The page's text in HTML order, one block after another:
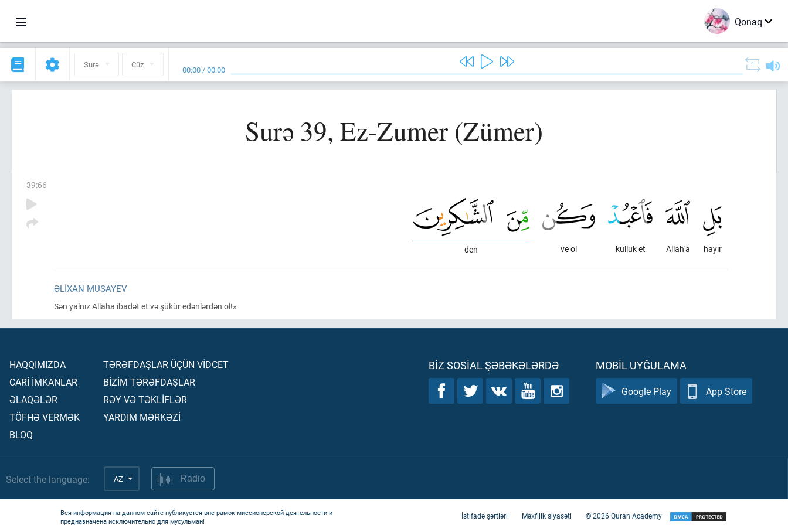
Qonaq
Surə Cüz 00:00 /00:00
Surə 39, Ez-Zumer (Zümer)
39:66
hayır
Allah'a
kulluk et
ve ol
den
ƏLIXAN MUSAYEV
Sən yalnız Allaha ibadət et və şükür edənlərdən ol!»
HAQQIMIZDA
CARİ İMKANLAR
ƏLAQƏLƏR
TÖFHƏ VERMƏK
BLOQ
TƏRƏFDAŞLAR ÜÇÜN VİDCET
BİZİM TƏRƏFDAŞLAR
RƏY VƏ TƏKLİFLƏR
YARDIM MƏRKƏZİ
BIZ SOSIAL ŞƏBƏKƏLƏRDƏ MOBIL UYĞULAMA
Google Play App Store
Select the language: AZ Radio
Вся информация на данном сайте публикуется вне рамок миссионерской деятельности и
предназначена исключительно для мусульман!
İstifadə şərtləri Məxfilik siyasəti ©2026Quran Academy